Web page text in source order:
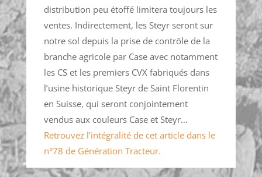
distribution peu étoffé limitera toujours les
ventes. Indirectement, les Steyr seront sur
notre sol depuis la prise de contrôle de la
branche agricole par Case avec notamment
les CS et les premiers CVX fabriqués dans
l’usine historique Steyr de Saint Florentin
en Suisse, qui seront conjointement
vendus aux couleurs Case et Steyr…
Retrouvez l’intégralité de cet article dans le
n°78 de Génération Tracteur.